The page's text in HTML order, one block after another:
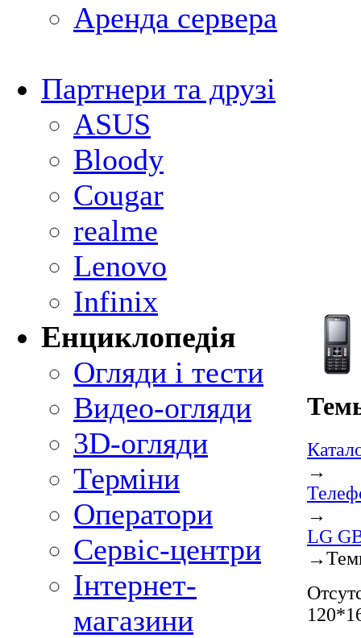
Аренда сервера
Партнери та друзі
ASUS
Bloody
Cougar
realme
Lenovo
Infinix
Енциклопедія
Огляди і тести
Видео-огляди
3D-огляди
Терміни
Оператори
Сервіс-центри
Інтернет-
магазини
→
→
LG
→